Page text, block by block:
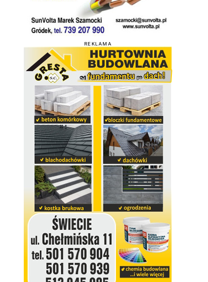
REKLAMA